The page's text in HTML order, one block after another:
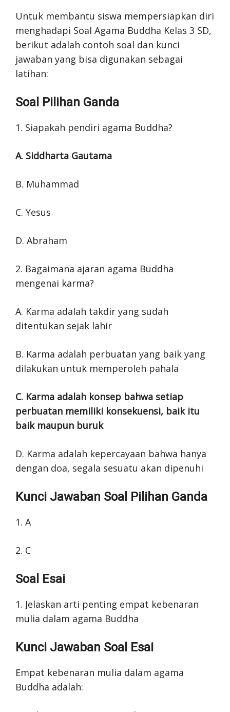
Untuk membantu siswa mempersiapkan diri
menghadapi Soal Agama Buddha Kelas 3 SD,
berikut adalah contoh soal dan kunci
jawaban yang bisa digunakan sebagai
latihan:
Soal Pilihan Ganda
1. Siapakah pendiri agama Buddha?
A. Siddharta Gautama
B. Muhammad
C. Yesus
D. Abraham
2. Bagaimana ajaran agama Buddha
mengenai karma?
A. Karma adalah takdir yang sudah
ditentukan sejak lahir
B. Karma adalah perbuatan yang baik yang
dilakukan untuk memperoleh pahala
C. Karma adalah konsep bahwa setiap
perbuatan memiliki konsekuensi, baik itu
baik maupun buruk
D. Karma adalah kepercayaan bahwa hanya
dengan doa, segala sesuatu akan dipenuhi
Kunci Jawaban Soal Pilihan Ganda
1. A
2. C
Soal Esai
1. Jelaskan arti penting empat kebenaran
mulia dalam agama Buddha
Kunci Jawaban Soal Esai
Empat kebenaran mulia dalam agama
Buddha adalah: